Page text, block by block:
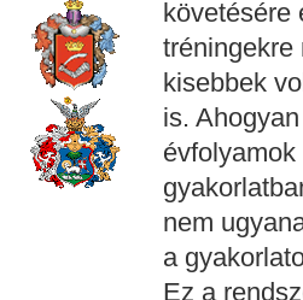
követésére
tréningekre
kisebbek
is.
nem
a
Ez a